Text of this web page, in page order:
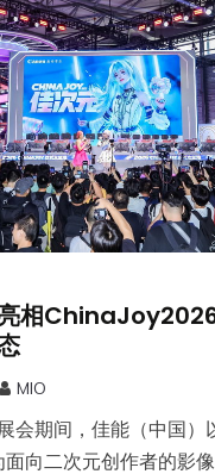
相
MIO
会期间，佳能（中国）
向二次元创作者的影